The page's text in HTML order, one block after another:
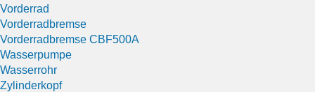
Vorderrad
Vorderradbremse
Vorderradbremse CBF500A
Wasserpumpe
Wasserrohr
Zylinderkopf